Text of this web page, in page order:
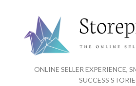
ONLINE SELLER EXPERIENCE,
SUCCESS